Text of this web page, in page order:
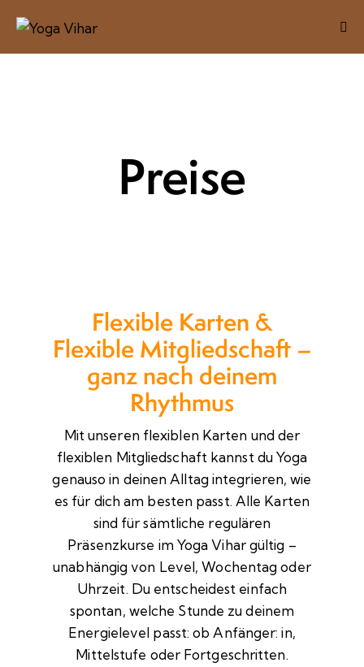
Preise
Flexible Karten &
Flexible Mitgliedschaft –
ganz nach deinem
Rhythmus
Mit unseren flexiblen Karten und der
flexiblen Mitgliedschaft kannst du Yoga
genauso in deinen Alltag integrieren, wie
es für dich am besten passt. Alle Karten
sind für sämtliche regulären
Präsenzkurse im Yoga Vihar gültig –
unabhängig von Level, Wochentag oder
Uhrzeit. Du entscheidest einfach
spontan, welche Stunde zu deinem
Energielevel passt: ob Anfänger: in,
Mittelstufe oder Fortgeschritten.